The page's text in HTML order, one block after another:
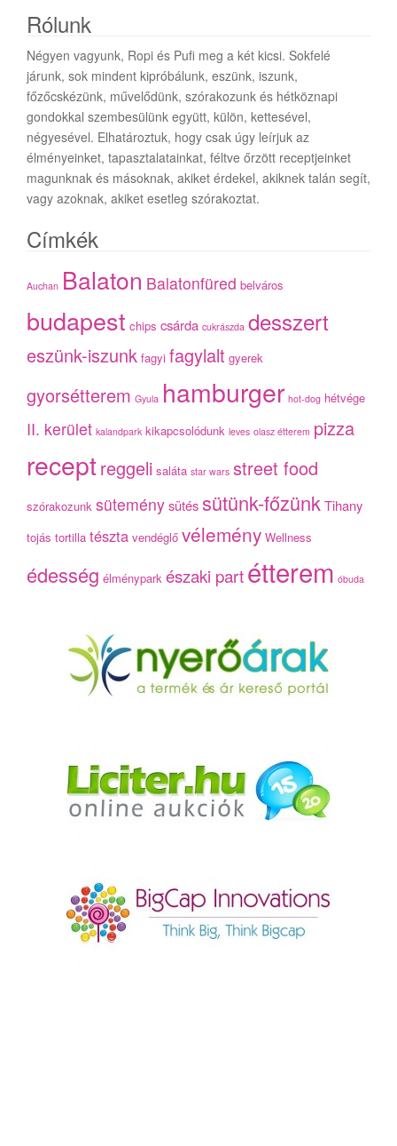
Rólunk
Négyen vagyunk, Ropi és Pufi meg a két kicsi. Sokfelé
járunk, sok mindent kipróbálunk, eszünk, iszunk,
főzőcskézünk, művelődünk, szórakozunk és hétköznapi
gondokkal szembesülünk együtt, külön, kettesével,
négyesével. Elhatároztuk, hogy csak úgy leírjuk az
élményeinket, tapasztalatainkat, féltve őrzött receptjeinket
magunknak és másoknak, akiket érdekel, akiknek talán segít,
vagy azoknak, akiket esetleg szórakoztat.
Címkék
Auchan Balaton Balatonfüred belváros
budapest chips csárda cukrászda desszert
eszünk-iszunk fagyi fagylalt gyerek
gyorsétterem Gyula hamburger hot-dog hétvége
II. kerület kalandpark kikapcsolódunk leves olasz étterem pizza
receptreggeli saláta star wars street food
szórakozunk süteménysütéssütünk-főzünk Tihany
tojás tortilla tészta vendéglő vélemény Wellness
édesség élménypark északi partétterem óbuda